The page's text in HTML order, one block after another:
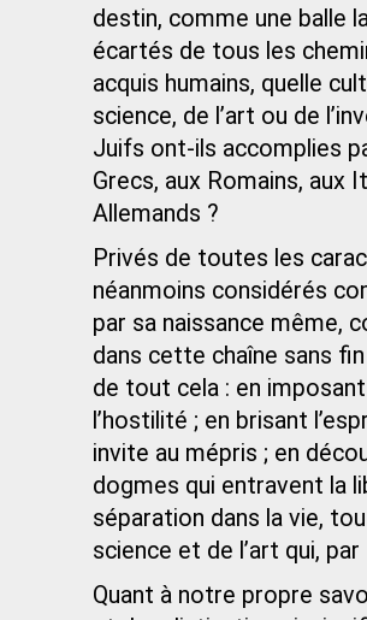
destin, comme une balle
écartés de tous les
acquis humains, quelle
science, de l’art ou de
Juifs ont-ils accomplies
Grecs, aux Romains, aux
Allemands ?
Privés de toutes les
néanmoins considérés
par sa naissance même,
dans cette chaîne sans
de tout cela : en
l’hostilité ; en brisant
invite au mépris ; en
dogmes qui entravent la
séparation dans la vie,
science et de l’art qui,
Quant à notre propre